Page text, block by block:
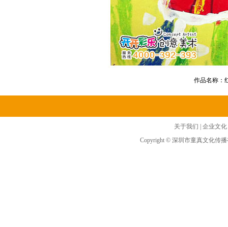
作品名称：
关于我们 企业文化
Copyright © 深圳市童真文化传